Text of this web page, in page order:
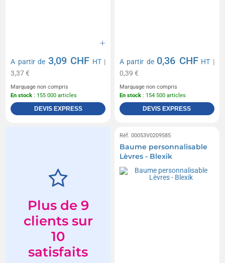
A partir de 3,09 CHF HT|
3,37 €
Marquage non compris
En stock : 155 000 articles
DEVIS EXPRESS
A partir de 0,36 CHF HT |
0,39 €
Marquage non compris
En stock : 154 500 articles
DEVIS EXPRESS
Plus de 9
clients sur
10
satisfaits
Réf. 00053V0209585
Baume personnalisable
Lèvres - Blexik